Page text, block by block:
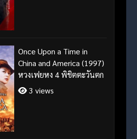
Once Upon a Time in
China and America (1997)
หวงเฟยหง 4 พิชิตตะวันตก
3 views